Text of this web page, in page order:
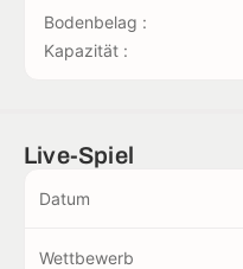
Bodenbelag :
Kapazität :
Live-Spiel
Datum
Wettbewerb